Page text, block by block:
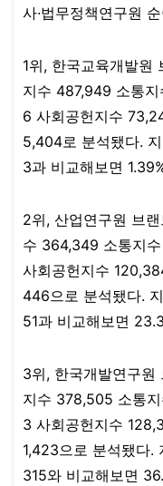
사·법무정책연구원
1위, 한국교육개발원
지수 487,949 소통
6 사회공헌지수
5,404로 분석됐다.
3과 비교해보면
2위, 산업연구원 브
수 364,349 소통지
사회공헌지수
446으로 분석됐다.
51과 비교해보면
3위, 한국개발연구원
지수 378,505 소통
3 사회공헌지수
1,423으로 분석됐다.
315와 비교해보면